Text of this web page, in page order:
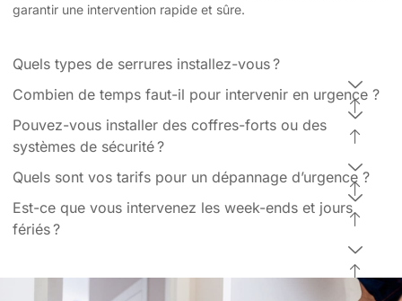
garantir une intervention rapide et sûre.
Quels types de serrures installez-vous ?
Combien de temps faut-il pour intervenir en urgence ?
Pouvez-vous installer des coffres-forts ou des
systèmes de sécurité ?
Quels sont vos tarifs pour un dépannage d’urgence ?
Est-ce que vous intervenez les week-ends et jours
fériés ?